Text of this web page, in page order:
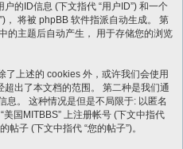
的ID信息 (下文指代 “用户ID”) 和一个
， 将被 phpBB 软件指派自动生成。 第
的主题后自动产生， 用于存储您的浏览
了上述的 cookies 外，或许我们会使用
出了本文档的范围。 第二种是我们通
息。 这种情况是但是不局限于: 以匿名
美国MITBBS” 上注册帐号 (下文中指代
帖子 (下文中指代 “您的帖子”)。